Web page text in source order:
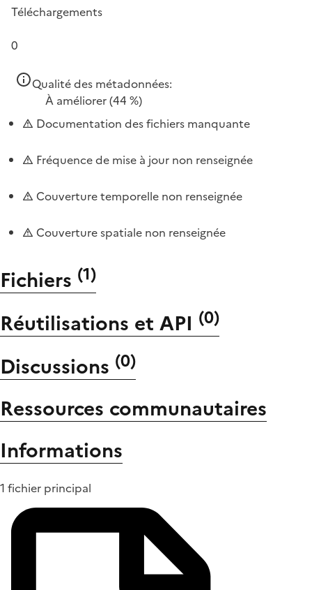
Téléchargements
0
Qualité des métadonnées:
À améliorer(44 %)
Documentation des fichiers manquante
Fréquence de mise à jour non renseignée
Couverture temporelle non renseignée
Couverture spatiale non renseignée
Fichiers (1)
Réutilisations et API (0)
Discussions (0)
Ressources communautaires
Informations
1 fichier principal